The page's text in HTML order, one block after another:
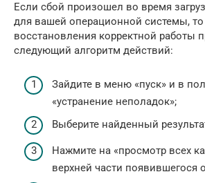
Если сбой произошел во время
для вашей операционной системы,
восстановления корректной работы
следующий алгоритм действий:
Зайдите в меню «пуск» и в
«устранение неполадок»;
Выберите найденный
Нажмите на «просмотр всех
верхней части появившегося